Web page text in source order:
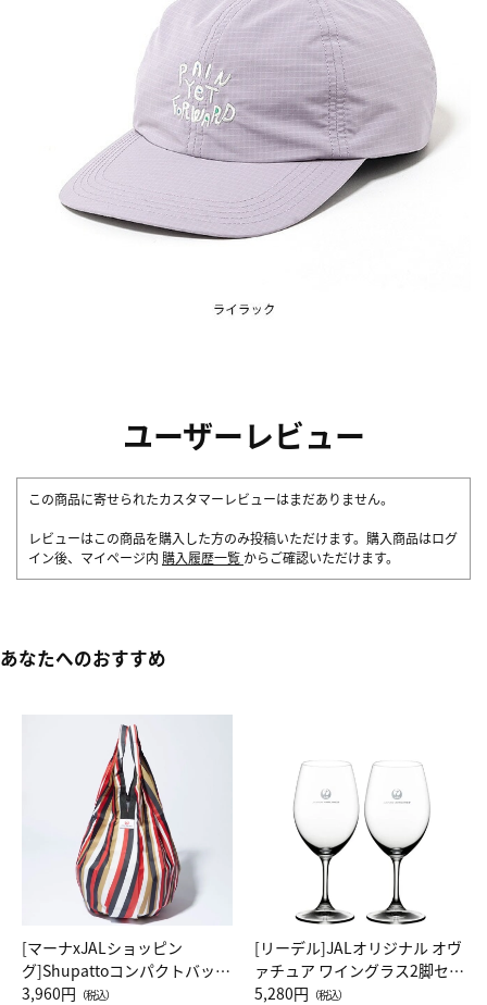
ユーザーレビュー
この商品に寄せられたカスタマーレビューはまだありません。
レビューはこの商品を購入した方のみ投稿いただけます。購入商品はログ
イン後、マイページ内 購入履歴一覧 からご確認いただけます。
あなたへのおすすめ
[マーナxJALショッピン
グ]Shupattoコンパクトバッグ
Drop JAL客室乗務員（LC）ス
3,960円 （税込）
[リーデル]JALオリジナル オヴ
ァチュア ワイングラス2脚セッ
ト（レッドワイン）
5,280円 （税込）